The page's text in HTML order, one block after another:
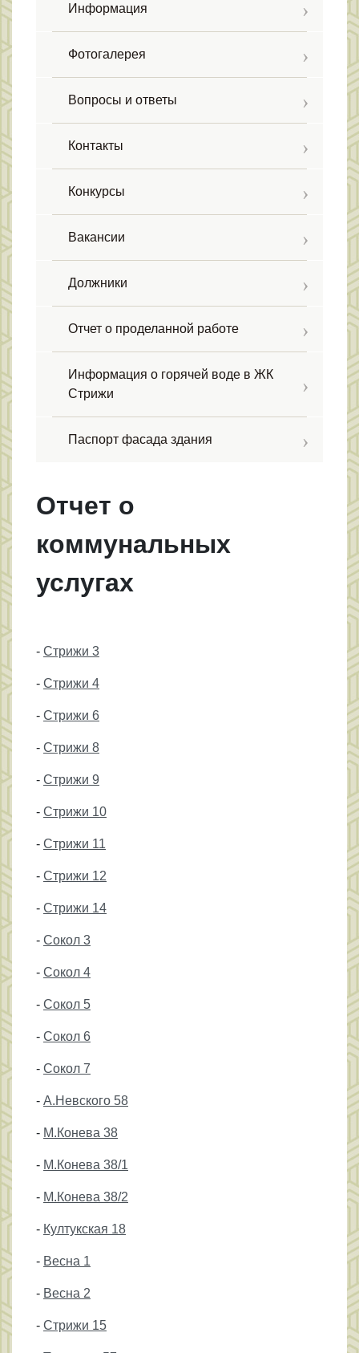
Информация
Фотогалерея
Вопросы и ответы
Контакты
Конкурсы
Вакансии
Должники
Отчет о проделанной работе
Информация о горячей воде в ЖК
Стрижи
Паспорт фасада здания
Отчет о
коммунальных
услугах
- Стрижи 3
- Стрижи 4
- Стрижи 6
- Стрижи 8
- Стрижи 9
- Стрижи 10
- Стрижи 11
- Стрижи 12
- Стрижи 14
- Сокол 3
- Сокол 4
- Сокол 5
- Сокол 6
- Сокол 7
- А.Невского 58
- М.Конева 38
- М.Конева 38/1
- М.Конева 38/2
- Култукская 18
- Весна 1
- Весна 2
- Стрижи 15